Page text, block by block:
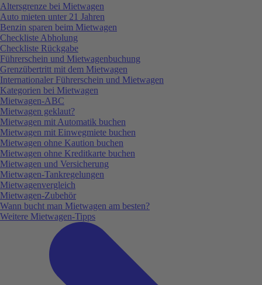
Altersgrenze bei Mietwagen
Auto mieten unter 21 Jahren
Benzin sparen beim Mietwagen
Checkliste Abholung
Checkliste Rückgabe
Führerschein und Mietwagenbuchung
Grenzübertritt mit dem Mietwagen
Internationaler Führerschein und Mietwagen
Kategorien bei Mietwagen
Mietwagen-ABC
Mietwagen geklaut?
Mietwagen mit Automatik buchen
Mietwagen mit Einwegmiete buchen
Mietwagen ohne Kaution buchen
Mietwagen ohne Kreditkarte buchen
Mietwagen und Versicherung
Mietwagen-Tankregelungen
Mietwagenvergleich
Mietwagen-Zubehör
Wann bucht man Mietwagen am besten?
Weitere Mietwagen-Tipps